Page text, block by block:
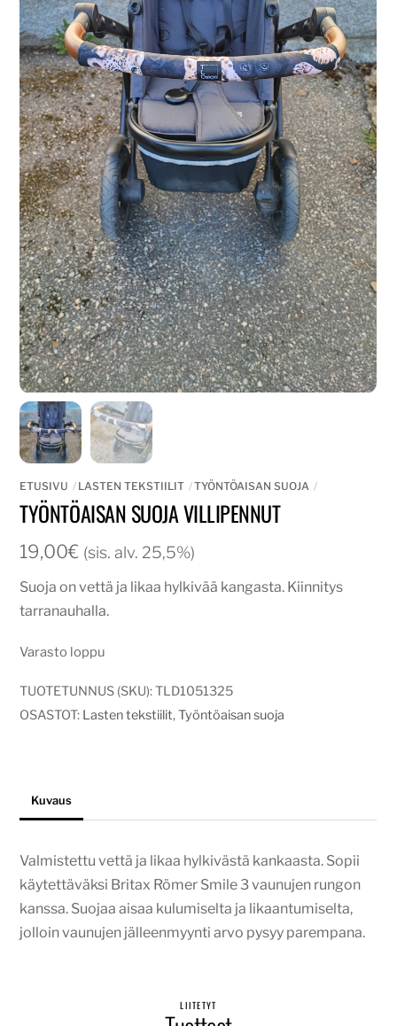
ETUSIVU LASTEN TEKSTIILIT TYÖNTÖAISAN SUOJA
TYÖNTÖAISAN SUOJA VILLIPENNUT
19,00€ (sis. alv. 25,5%)
Suoja on vettä ja likaa hylkivää kangasta. Kiinnitys
tarranauhalla.
Varasto loppu
TUOTETUNNUS (SKU):TLD1051325
OSASTOT: Lasten tekstiilit,Työntöaisan suoja
Kuvaus
Valmistettu vettä ja likaa hylkivästä kankaasta. Sopii
käytettäväksi Britax Römer Smile 3 vaunujen rungon
kanssa. Suojaa aisaa kulumiselta ja likaantumiselta,
jolloin vaunujen jälleenmyynti arvo pysyy parempana.
LIITETYT